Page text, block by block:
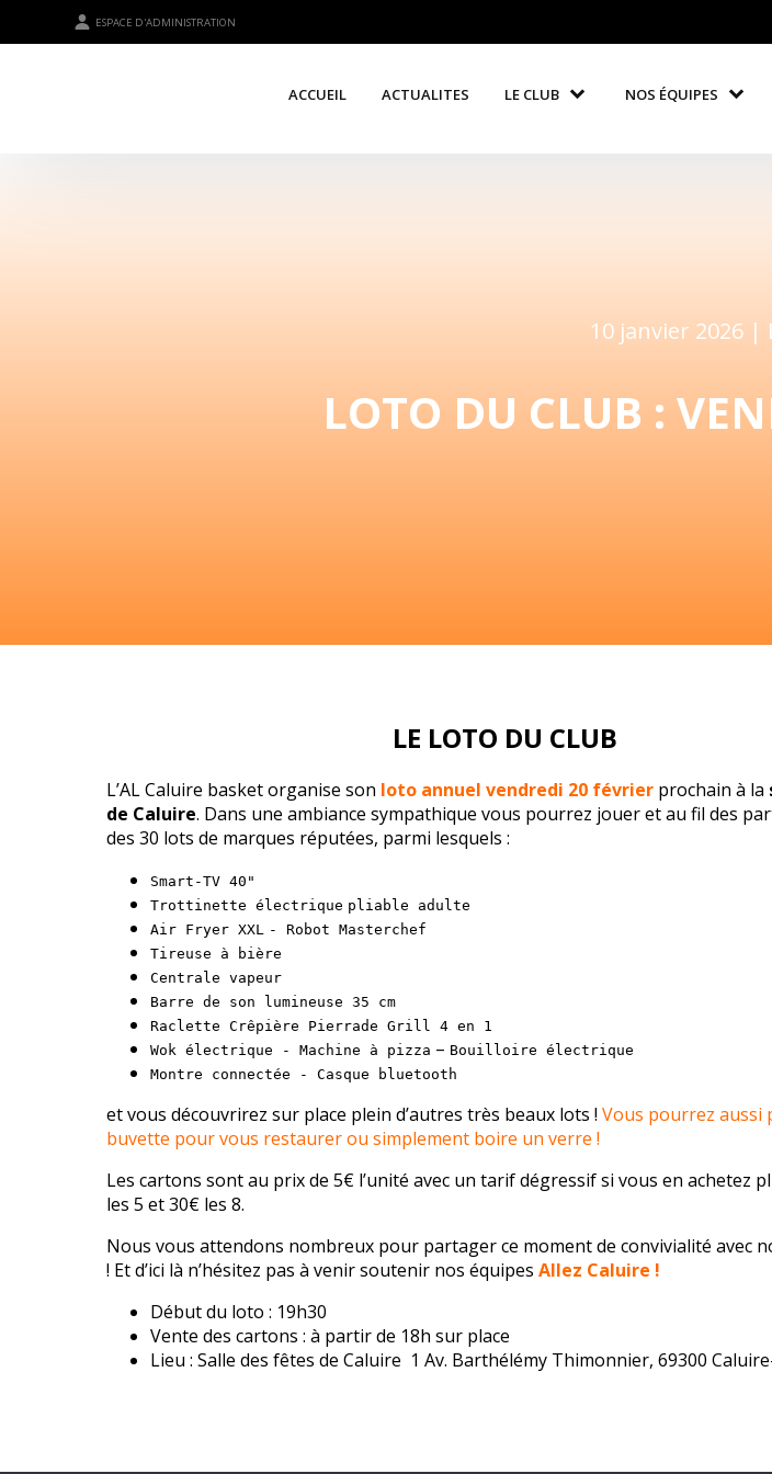
ESPACE D'ADMINISTRATION
ACCUEIL ACTUALITES LE CLUB NOS ÉQUIPES
10 janvier 2026 |
LOTO DU CLUB :
LE LOTO DU CLUB
L’AL Caluire basket organise son loto annuel vendredi 20 février prochain à la
de Caluire. Dans une ambiance sympathique vous pourrez jouer et au fil des
des 30 lots de marques réputées, parmi lesquels :
Smart-TV40"
Trottinette électrique pliable adulte
Air Fryer XXL
- Robot Masterchef
Tireuse à bière
Centrale vapeur
Barre de son lumineuse 35 cm
Raclette Crêpière Pierrade Grill 4 en 1
Wok électrique - Machine à pizza – Bouilloire électrique
Montre connectée -Casque bluetooth
et vous découvrirez sur place plein d’autres très beaux lots !Vous pourrez aussi
buvette pour vous restaurer ou simplement boire un verre !
Les cartons sont au prix de 5€ l’unité avec un tarif dégressif si vous en achetez
les 5 et 30€ les 8.
Nous vous attendons nombreux pour partager ce moment de convivialité avec
! Et d’ici là n’hésitez pas à venir soutenir nos équipesAllez Caluire !
Début du loto : 19h30
Vente des cartons : à partir de 18h sur place
Lieu : Salle des fêtes de Caluire 1 Av. Barthélémy Thimonnier, 69300